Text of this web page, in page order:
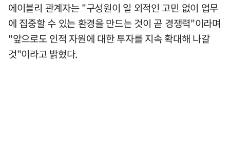
에이블리 관계자는 "구성원이 일 외적인 고민 없이 업무
에 집중할 수 있는 환경을 만드는 것이 곧 경쟁력"이라며
"앞으로도 인적 자원에 대한 투자를 지속 확대해 나갈
것"이라고 밝혔다.